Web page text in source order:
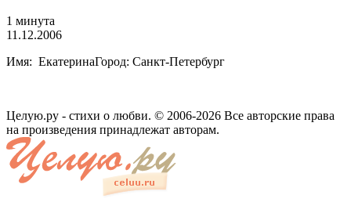
1 минута
11.12.2006
Имя: ЕкатеринаГород: Санкт-Петербург
Целую.ру - стихи о любви. © 2006-2026 Все авторские права
на произведения принадлежат авторам.